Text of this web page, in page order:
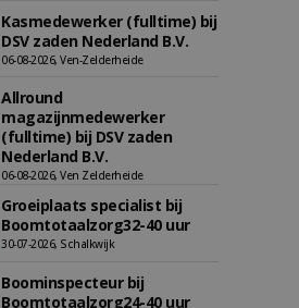
Kasmedewerker (fulltime) bij
DSV zaden Nederland B.V.
06-08-2026, Ven-Zelderheide
Allround
magazijnmedewerker
(fulltime) bij DSV zaden
Nederland B.V.
06-08-2026, Ven Zelderheide
Groeiplaats specialist bij
Boomtotaalzorg32-40 uur
30-07-2026, Schalkwijk
Boominspecteur bij
Boomtotaalzorg24-40 uur